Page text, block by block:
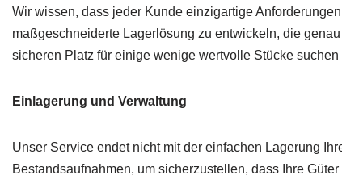
Wir wissen, dass jeder Kunde einzigartige
maßgeschneiderte Lagerlösung zu entwickeln, die
sicheren Platz für einige wenige wertvolle Stücke
Einlagerung und Verwaltung
Unser Service endet nicht mit der einfachen Lagerung
Bestandsaufnahmen, um sicherzustellen, dass Ihre